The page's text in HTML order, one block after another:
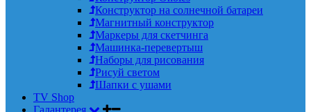
Конструктор на солнечной батареи
Магнитный конструктор
Маркеры для скетчинга
Машинка-перевертыш
Наборы для рисования
Рисуй светом
Шапки с ушами
TV Shop
Галантерея